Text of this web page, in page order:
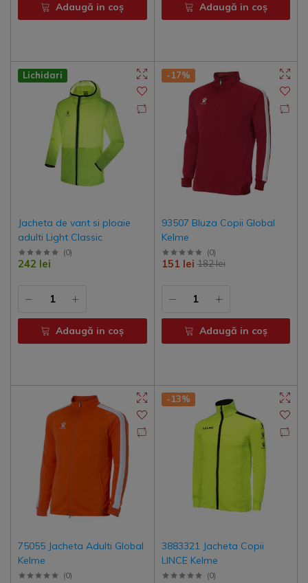
Adaugă in coş Adaugă in coş
Lichidari
Jacheta de vant si ploaie
adulti Light Classic
(0)
242 lei
Adaugă in coş
-17%
93507 Bluza Copii Global
Kelme
(0)
182 lei
151 lei
Adaugă in coş
75055 Jacheta Adulti Global
Kelme
(0)
-13%
3883321 Jacheta Copii
LINCE Kelme
(0)